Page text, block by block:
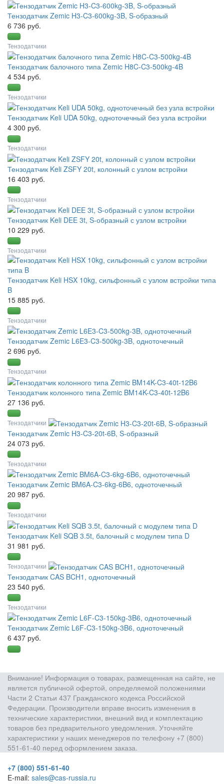
Тензодатчик Zemic H3-C3-600kg-3B, S-образный
6 736 руб.
Тензодатчики
Тензодатчик балочного типа Zemic H8C-C3-500kg-4B
4 534 руб.
Тензодатчики
Тензодатчик Keli UDA 50kg, одноточечный без узла встройки
4 300 руб.
Тензодатчики
Тензодатчик Keli ZSFY 20t, колонный с узлом встройки
16 403 руб.
Тензодатчики
Тензодатчик Keli DEE 3t, S-образный с узлом встройки
10 229 руб.
Тензодатчики
Тензодатчик Keli HSX 10kg, сильфонный с узлом встройки типа
B
15 885 руб.
Тензодатчики
Тензодатчик Zemic L6E3-C3-500kg-3B, одноточечный
2 696 руб.
Тензодатчики
Тензодатчик колонного типа Zemic BM14K-C3-40t-12B6
27 136 руб.
Тензодатчики
Тензодатчик Zemic H3-C3-20t-6B, S-образный
24 073 руб.
Тензодатчики
Тензодатчик Zemic BM6A-C3-6kg-6B6, одноточечный
20 987 руб.
Тензодатчики
Тензодатчик Keli SQB 3.5t, балочный с модулем типа D
31 981 руб.
Тензодатчики
Тензодатчик CAS BCH1, одноточечный
23 540 руб.
Тензодатчики
Тензодатчик Zemic L6F-C3-150kg-3B6, одноточечный
6 437 руб.
Внимание! Информация о товарах, размещенная на сайте, не
является публичной офертой, определяемой положениями
Части 2 Статьи 437 Гражданского кодекса Российской
Федерации. Производители вправе вносить изменения в
технические характеристики, внешний вид и комплектацию
товаров без предварительного уведомления. Уточняйте
характеристики у наших менеджеров по телефону +7 (800)
551-61-40 перед оформлением заказа.
+7 (800) 551-61-40
E-mail: sales@cas-russia.ru